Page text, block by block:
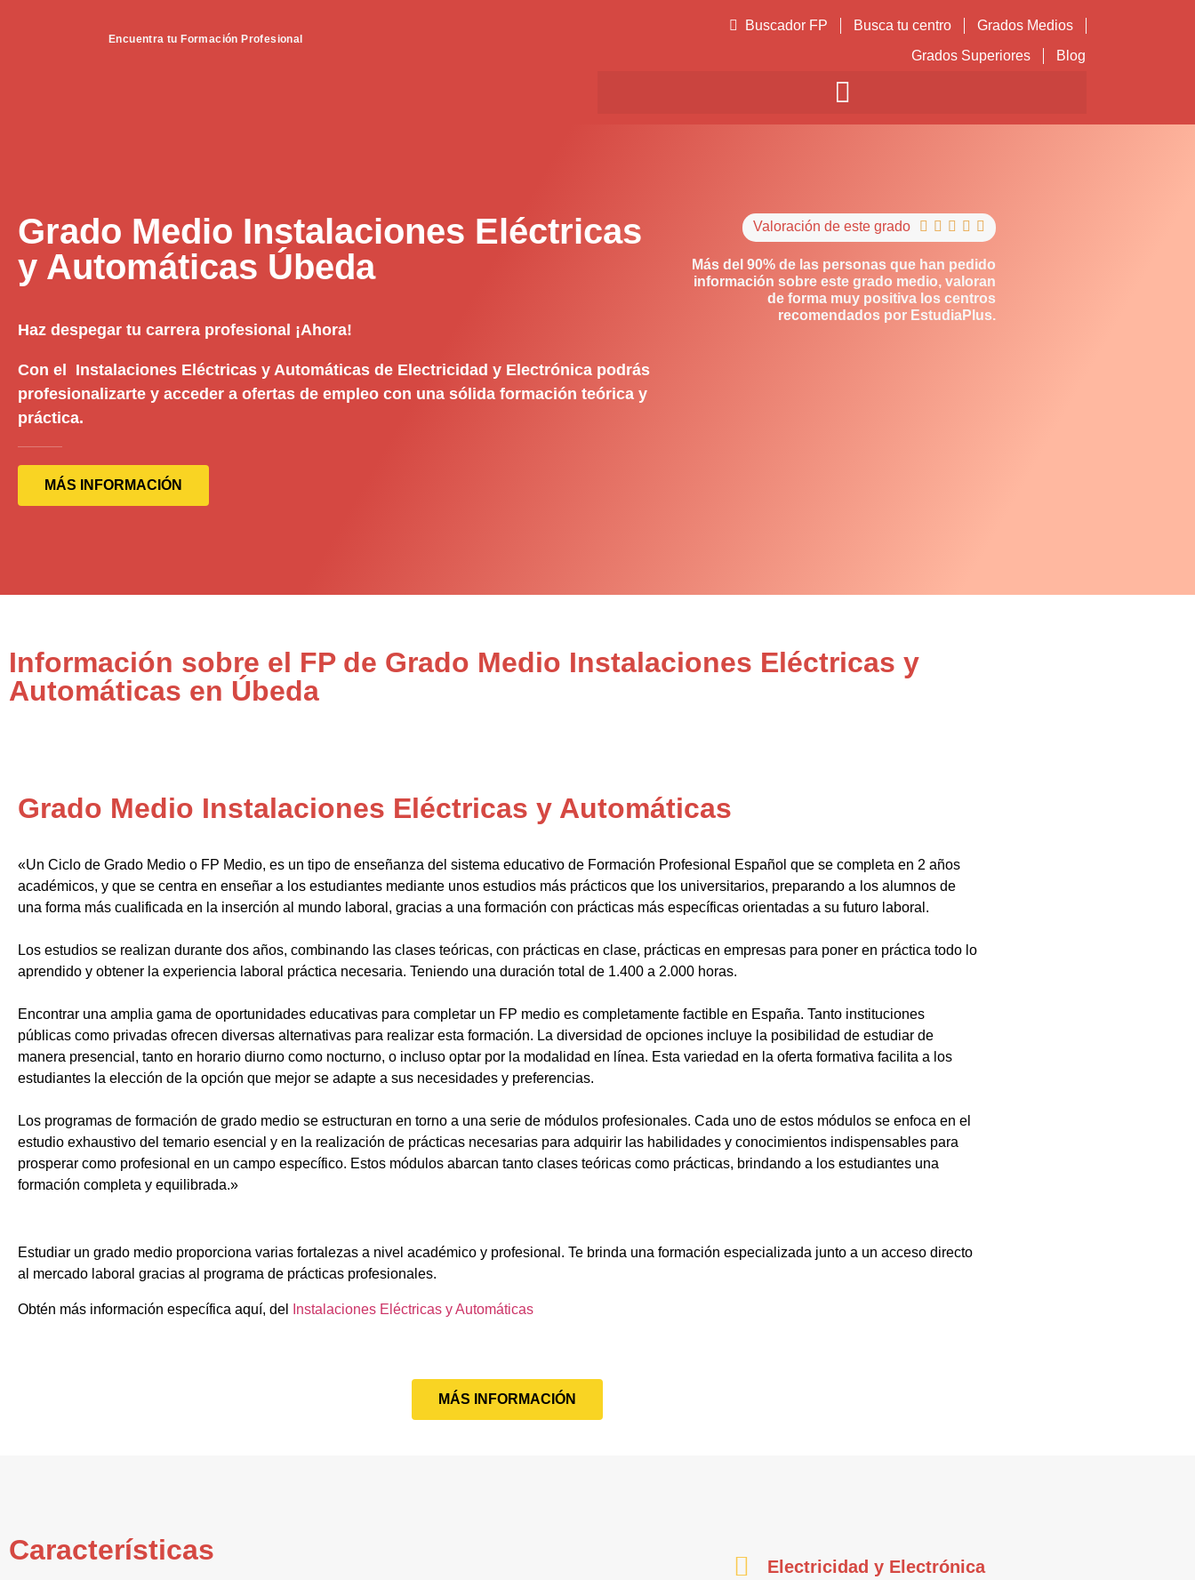
Encuentra tu Formación Profesional
Buscador FP Busca tu centro
Grados Medios
Grados Superiores
Blog
Grado Medio Instalaciones Eléctricas
y Automáticas Úbeda
Haz despegar tu carrera profesional ¡Ahora!
Con el Instalaciones Eléctricas y Automáticas de Electricidad y Electrónica podrás
profesionalizarte y acceder a ofertas de empleo con una sólida formación teórica y
práctica.
MÁS INFORMACIÓN
Valoración de este grado     
Más del 90% de las personas que han pedido
información sobre este grado medio, valoran
de forma muy positiva los centros
recomendados por EstudiaPlus.
Información sobre el FP de Grado Medio Instalaciones Eléctricas y
Automáticas en Úbeda
Grado Medio Instalaciones Eléctricas y Automáticas
«Un Ciclo de Grado Medio o FP Medio, es un tipo de enseñanza del sistema educativo de Formación Profesional Español que se completa en 2 años
académicos, y que se centra en enseñar a los estudiantes mediante unos estudios más prácticos que los universitarios, preparando a los alumnos de
una forma más cualificada en la inserción al mundo laboral, gracias a una formación con prácticas más específicas orientadas a su futuro laboral.
Los estudios se realizan durante dos años, combinando las clases teóricas, con prácticas en clase, prácticas en empresas para poner en práctica todo lo
aprendido y obtener la experiencia laboral práctica necesaria. Teniendo una duración total de 1.400 a 2.000 horas.
Encontrar una amplia gama de oportunidades educativas para completar un FP medio es completamente factible en España. Tanto instituciones
públicas como privadas ofrecen diversas alternativas para realizar esta formación. La diversidad de opciones incluye la posibilidad de estudiar de
manera presencial, tanto en horario diurno como nocturno, o incluso optar por la modalidad en línea. Esta variedad en la oferta formativa facilita a los
estudiantes la elección de la opción que mejor se adapte a sus necesidades y preferencias.
Los programas de formación de grado medio se estructuran en torno a una serie de módulos profesionales. Cada uno de estos módulos se enfoca en el
estudio exhaustivo del temario esencial y en la realización de prácticas necesarias para adquirir las habilidades y conocimientos indispensables para
prosperar como profesional en un campo específico. Estos módulos abarcan tanto clases teóricas como prácticas, brindando a los estudiantes una
formación completa y equilibrada.»
Estudiar un grado medio proporciona varias fortalezas a nivel académico y profesional. Te brinda una formación especializada junto a un acceso directo
al mercado laboral gracias al programa de prácticas profesionales.
Obtén más información específica aquí, del Instalaciones Eléctricas y Automáticas
MÁS INFORMACIÓN
Características
Electricidad y Electrónica